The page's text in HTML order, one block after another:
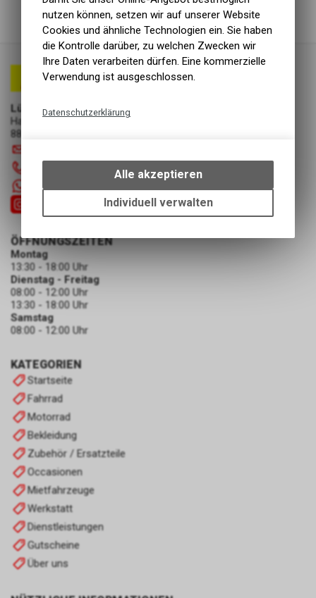
Lüscher Motor- & Bike World
Hauptstrasse 29a
8867 Niederurnen
+41 55 6103131
KATEGORIEN
Startseite
Fahrrad
Motorrad
Bekleidung
Zubehör / Ersatzteile
Occasionen
Mietfahrzeuge
Werkstatt
Dienstleistungen
Gutscheine
Über uns
ÖFFNUNGSZEITEN
Montag
13:30 - 18:00 Uhr
Dienstag - Freitag
08:00 - 12:00 Uhr
13:30 - 18:00 Uhr
Samstag
08:00 - 12:00 Uhr
nutzen können, setzen wir auf unserer Website
Cookies und ähnliche Technologien ein. Sie haben
die Kontrolle darüber, zu welchen Zwecken wir
Ihre Daten verarbeiten dürfen. Eine kommerzielle
Verwendung ist ausgeschlossen.
Datenschutzerklärung
bestimmte Interaktionen und
Einstellungen auf Ihrem Gerät,
um die grundlegenden
Funktionen unseres Online-
Alle akzeptieren
Individuell verwalten